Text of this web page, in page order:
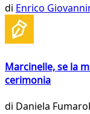
di Enrico
Marcinelle, se la
cerimonia
di Daniela